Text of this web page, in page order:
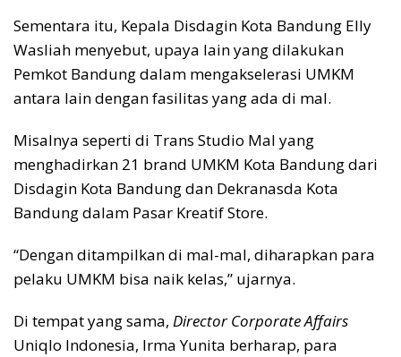
Sementara itu, Kepala Disdagin Kota Bandung Elly
Wasliah menyebut, upaya lain yang dilakukan
Pemkot Bandung dalam mengakselerasi UMKM
antara lain dengan fasilitas yang ada di mal.
Misalnya seperti di Trans Studio Mal yang
menghadirkan 21 brand UMKM Kota Bandung dari
Disdagin Kota Bandung dan Dekranasda Kota
Bandung dalam Pasar Kreatif Store.
“Dengan ditampilkan di mal-mal, diharapkan para
pelaku UMKM bisa naik kelas,” ujarnya.
Di tempat yang sama, Director Corporate Affairs
Uniqlo Indonesia, Irma Yunita berharap, para